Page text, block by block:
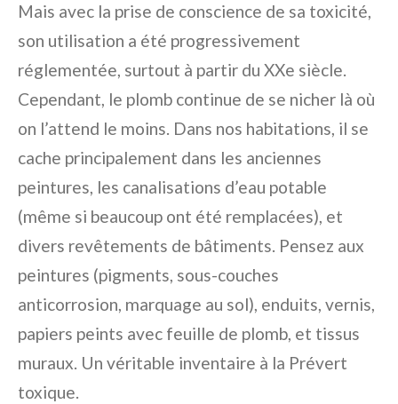
Mais avec la prise de conscience de sa toxicité,
son utilisation a été progressivement
réglementée, surtout à partir du XXe siècle.
Cependant, le plomb continue de se nicher là où
on l’attend le moins. Dans nos habitations, il se
cache principalement dans les anciennes
peintures, les canalisations d’eau potable
(même si beaucoup ont été remplacées), et
divers revêtements de bâtiments. Pensez aux
peintures (pigments, sous-couches
anticorrosion, marquage au sol), enduits, vernis,
papiers peints avec feuille de plomb, et tissus
muraux. Un véritable inventaire à la Prévert
toxique.